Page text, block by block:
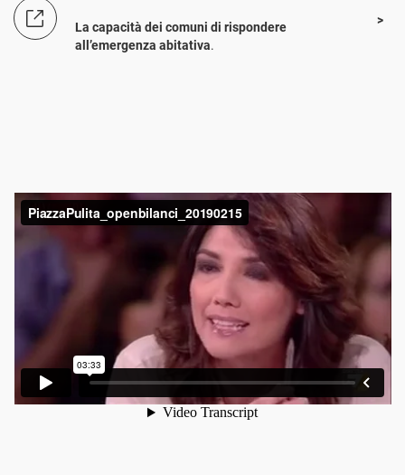
La capacità dei comuni di rispondere
all’emergenza abitativa.